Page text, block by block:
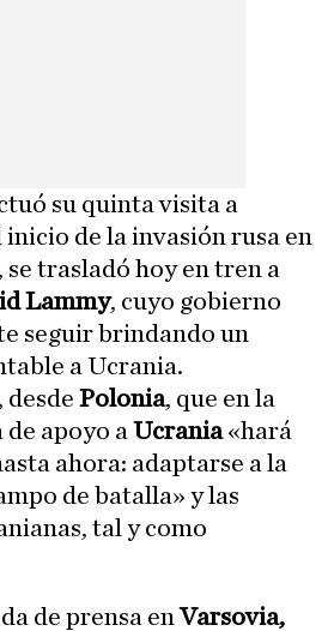
su quinta visita a
inicio de la invasión rusa en
trasladó hoy en tren a
Lammy, cuyo gobierno
seguir brindando un
a Ucrania.
desde Polonia, que en la
apoyo a Ucrania«hará
ahora: adaptarse a la
de batalla» y las
tal y como
de prensa enVarsovia,